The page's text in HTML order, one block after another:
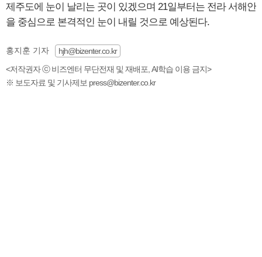
제주도에 눈이 날리는 곳이 있겠으며 21일부터는 전라 서해안
을 중심으로 본격적인 눈이 내릴 것으로 예상된다.
홍지훈 기자
hjh@bizenter.co.kr
<저작권자 ⓒ 비즈엔터 무단전재 및 재배포, AI학습 이용 금지>
※ 보도자료 및 기사제보 press@bizenter.co.kr